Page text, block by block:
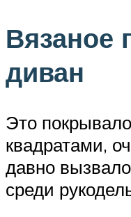
Вязаное
диван
Это
квадратами,
давно
среди